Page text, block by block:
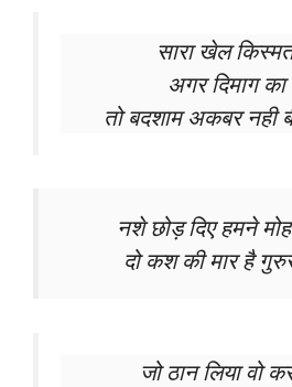
सारा खेल
अगर दिमाग का
तो बदशाम अकबर नही
नशे छोड़ दिए हमने
दो कश की मार है
जो ठान लिया वो